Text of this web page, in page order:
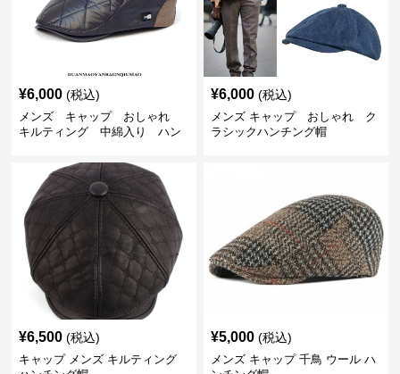
¥6,000 (税込)
メンズ キャップ おしゃれ
キルティング 中綿入り ハン
¥6,000 (税込)
メンズ キャップ おしゃれ ク
ラシックハンチング帽
¥6,500 (税込)
キャップ メンズ キルティング
¥5,000 (税込)
メンズ キャップ 千鳥 ウール ハ